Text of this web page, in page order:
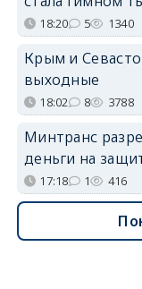
18:20 5 1340
Крым и
выходные
18:02 8 3788
Минтранс
деньги на
17:18 1 416